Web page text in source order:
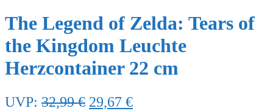
The Legend of Zelda: Tears of
the Kingdom Leuchte
Herzcontainer 22 cm
UVP: 32,99€ Ursprünglicher
29,67 €Aktueller